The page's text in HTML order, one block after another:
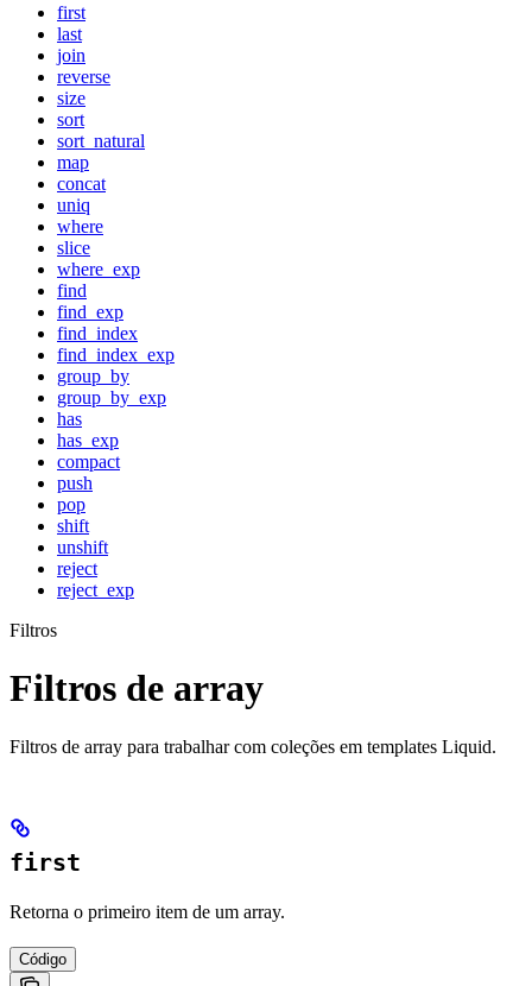
first
last
join
reverse
size
sort
sort_natural
map
concat
uniq
where
slice
where_exp
find
find_exp
find_index
find_index_exp
group_by
group_by_exp
has
has_exp
compact
push
pop
shift
unshift
reject
reject_exp
Filtros
Filtros de array
Filtros de array para trabalhar com coleções em templates Liquid.
first
Retorna o primeiro item de um array.
Código